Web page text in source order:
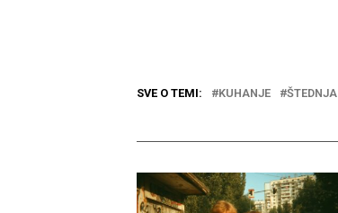
SVE O TEMI: KUHANJE ŠTEDNJA